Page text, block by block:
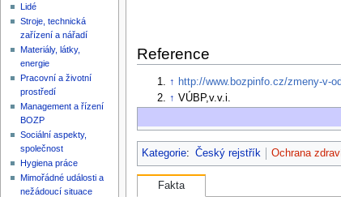
Reference
↑ http://www.bozpinfo.cz/zmeny-v-
↑ VÚBP,v.v.i.
Kategorie: Český rejstřík Ochrana
Fakta
Lidé
Stroje, technická
zařízení a nářadí
Materiály, látky,
energie
Pracovní a životní
prostředí
Management a řízení
BOZP
Sociální aspekty,
společnost
Hygiena práce
Mimořádné události a
nežádoucí situace